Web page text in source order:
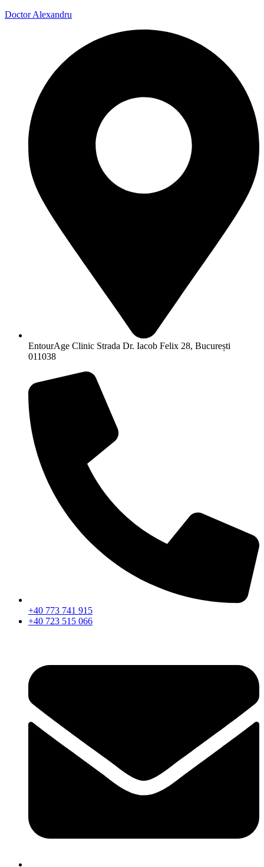
Doctor Alexandru
EntourAge Clinic Strada Dr. Iacob Felix 28, București
011038
+40 773 741 915
+40 723 515 066